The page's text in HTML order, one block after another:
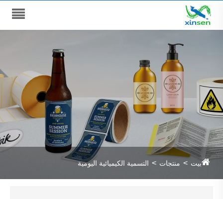
بيت منتجات التسمية الكيميائية اليومية